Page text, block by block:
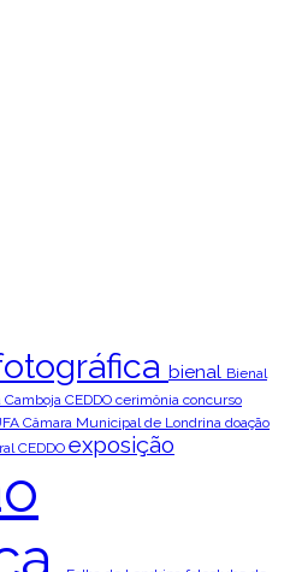
bienal Bienal
Camboja CEDDO cerimônia concurso
Câmara Municipal de Londrina doação
CEDDO exposição